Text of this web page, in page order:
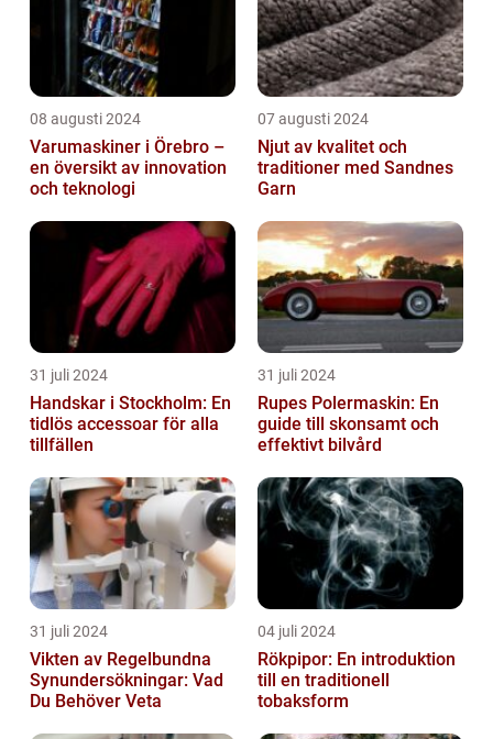
08 augusti 2024
Varumaskiner i Örebro –
en översikt av innovation
och teknologi
07 augusti 2024
Njut av kvalitet och
traditioner med Sandnes
Garn
31 juli 2024
Handskar i Stockholm: En
tidlös accessoar för alla
tillfällen
31 juli 2024
Rupes Polermaskin: En
guide till skonsamt och
effektivt bilvård
31 juli 2024
Vikten av Regelbundna
Synundersökningar: Vad
Du Behöver Veta
04 juli 2024
Rökpipor: En introduktion
till en traditionell
tobaksform